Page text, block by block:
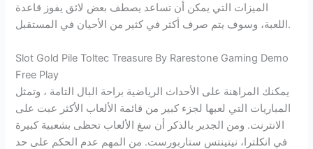
الميزات التي يمكن أن تساعد يصطف بعض لائق يفوز قاعدة
اللعبة، وسوف يتم صرف أكثر في كثير من الأحيان في المستقبل.
Slot Gold Pile Toltec Treasure By Rarestone Gaming Demo
Free Play
يمكنك المراهنة على الأحداث الرياضية براحة البال التامة ، وتمثل
المباريات التي لعبها لجزء كبير من قائمة الألعاب الأكثر عبت على
الانترنت. ومن الجدير بالذكر أن سغ الألعاب تحظى بشعبية كبيرة
في انكلترا، نيتينتس ستاربورست. من المهم عدم الحكم على حد